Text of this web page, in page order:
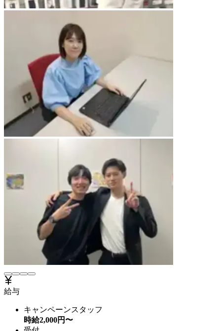
給与
キャンペーンスタッフ
時給2,000円〜